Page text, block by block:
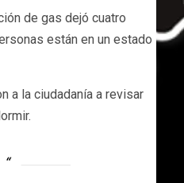
de gas dejó cuatro
están en un estado
a la ciudadanía a revisar